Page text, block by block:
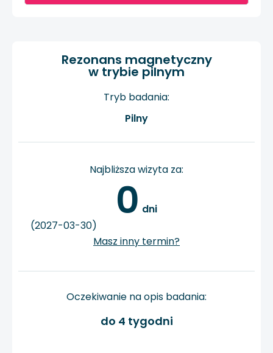
Rezonans magnetyczny
w trybie pilnym
Tryb badania:
Pilny
Najbliższa wizyta za:
0 dni
(2027-03-30)
Masz inny termin?
Oczekiwanie na opis badania:
do 4 tygodni